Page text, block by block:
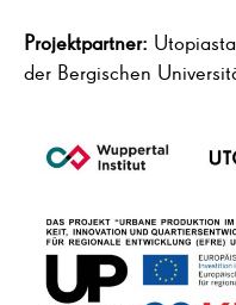
Projektpartner:
der Bergischen